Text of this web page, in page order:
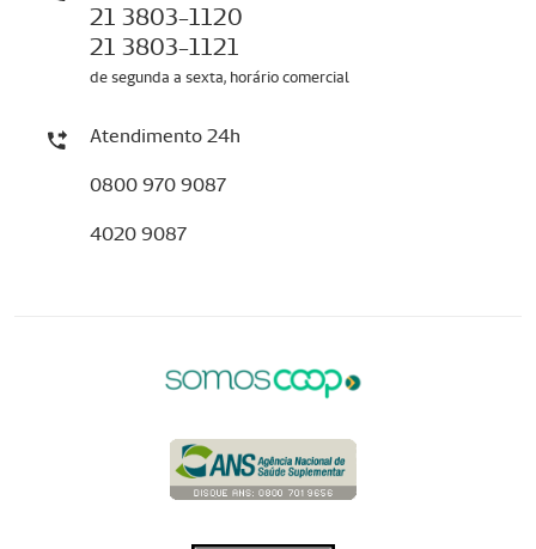
21 3803-1120
21 3803-1121
de segunda a sexta, horário comercial
Atendimento 24h
0800 970 9087
4020 9087